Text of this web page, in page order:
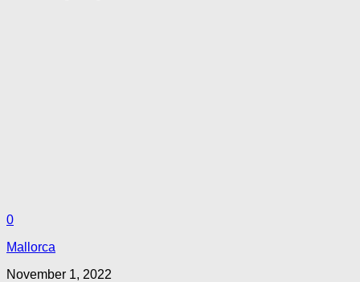
0
Mallorca
November 1, 2022